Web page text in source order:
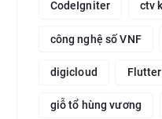
CodeIgniter ctv
công nghệ số VNF
digicloud Flutter
giỗ tổ hùng vương